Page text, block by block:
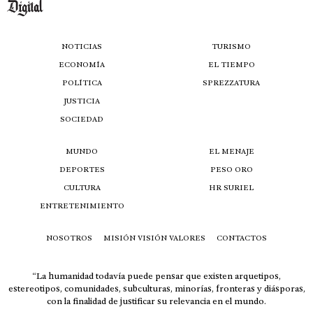
NOTICIAS
ECONOMÍA
POLÍTICA
JUSTICIA
SOCIEDAD
TURISMO
EL TIEMPO
SPREZZATURA
MUNDO
DEPORTES
CULTURA
ENTRETENIMIENTO
EL MENAJE
PESO ORO
HR SURIEL
NOSOTROS MISIÓN VISIÓN VALORES CONTACTOS
“La humanidad todavía puede pensar que existen arquetipos,
estereotipos, comunidades, subculturas, minorías, fronteras y diásporas,
con la finalidad de justificar su relevancia en el mundo.